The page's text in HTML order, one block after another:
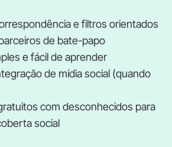
e filtros orientados
de bate-papo
e fácil de aprender
de mídia social (quando
com desconhecidos para
social